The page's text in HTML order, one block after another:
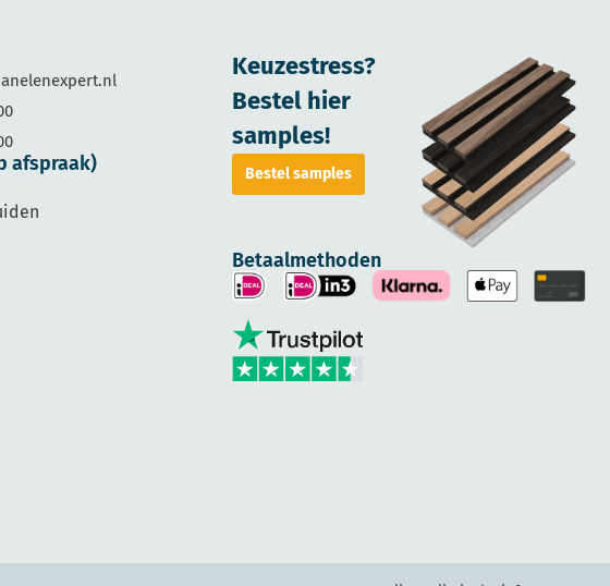
afspraak)
Keuzestress?
Bestel hier
samples!
Bestel samples
Betaalmethoden